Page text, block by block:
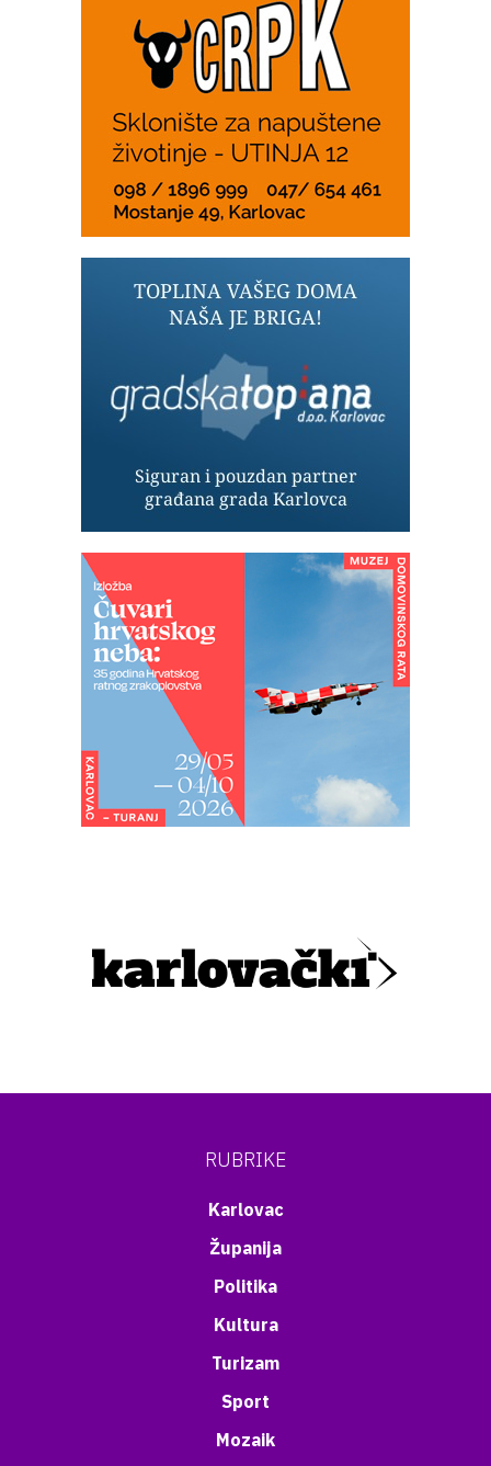
RUBRIKE
Karlovac
Županija
Politika
Kultura
Turizam
Sport
Mozaik